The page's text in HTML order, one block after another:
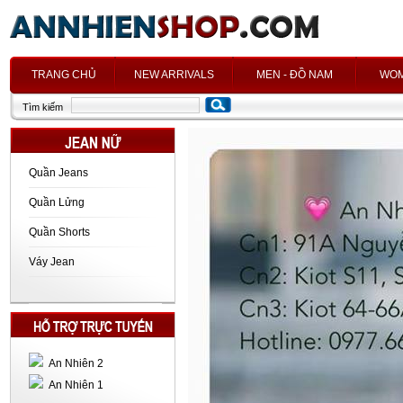
TRANG CHỦ NEW ARRIVALS MEN - ĐỒ NAM
Tìm kiếm
Quần Jeans
Quần Lửng
Quần Shorts
Váy Jean
An Nhiên 2
An Nhiên 1